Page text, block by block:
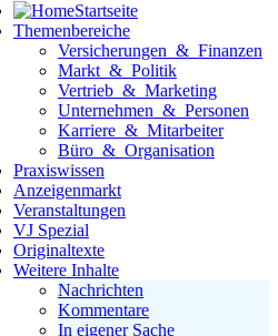
Startseite
Themenbereiche
Versicherungen & Finanzen
Markt & Politik
Vertrieb & Marketing
Unternehmen & Personen
Karriere & Mitarbeiter
Büro & Organisation
Praxiswissen
Anzeigenmarkt
Veranstaltungen
VJ Spezial
Originaltexte
Weitere Inhalte
Nachrichten
Kommentare
In eigener Sache